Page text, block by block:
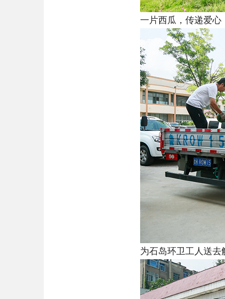
一片西瓜，传递爱心
为石岛环卫工人送去解